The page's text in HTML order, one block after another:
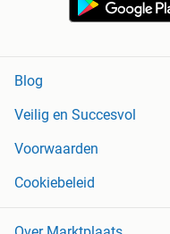
Blog
Veilig en Succesvol
Voorwaarden
Cookiebeleid